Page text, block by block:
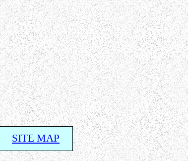
SITE MAP